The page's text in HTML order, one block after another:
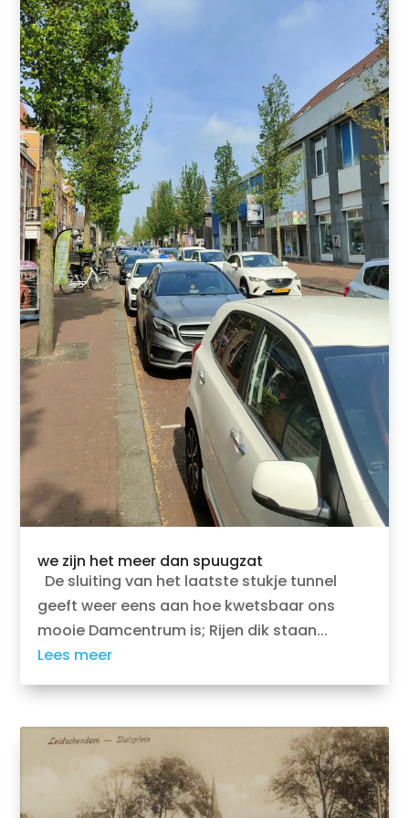
we zijn het meer dan spuugzat
De sluiting van het laatste stukje tunnel
geeft weer eens aan hoe kwetsbaar ons
mooie Damcentrum is; Rijen dik staan...
Lees meer